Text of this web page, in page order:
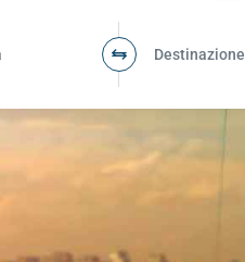
Destinazione